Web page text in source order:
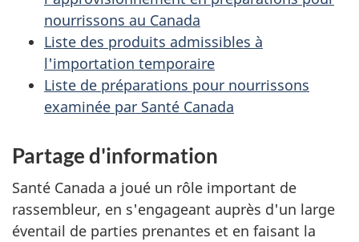
nourrissons au Canada
Liste des produits admissibles à
l'importation temporaire
Liste de préparations pour nourrissons
examinée par Santé Canada
Partage d'information
Santé Canada a joué un rôle important de
rassembleur, en s'engageant auprès d'un large
éventail de parties prenantes et en faisant la